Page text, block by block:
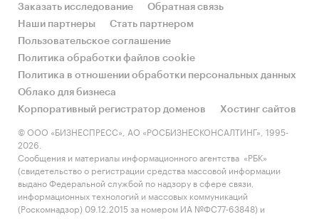
Заказать исследование
Обратная связь
Наши партнеры
Стать партнером
Пользовательское соглашение
Политика обработки файлов cookie
Политика в отношении обработки персональных данных
Облако для бизнеса
Корпоративный регистратор доменов
Хостинг сайтов
© ООО «БИЗНЕСПРЕСС», АО «РОСБИЗНЕСКОНСАЛТИНГ», 1995-
2026.
Сообщения и материалы информационного агентства «РБК»
(свидетельство о регистрации средства массовой информации
выдано Федеральной службой по надзору в сфере связи,
информационных технологий и массовых коммуникаций
(Роскомнадзор) 09.12.2015 за номером ИА №ФС77-63848) и